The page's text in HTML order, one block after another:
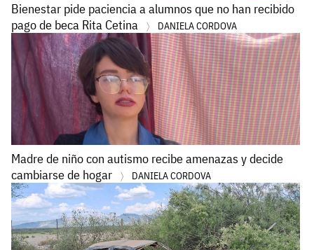
Bienestar pide paciencia a alumnos que no han recibido
pago de beca Rita Cetina
DANIELA CORDOVA
Madre de niño con autismo recibe amenazas y decide
cambiarse de hogar
DANIELA CORDOVA